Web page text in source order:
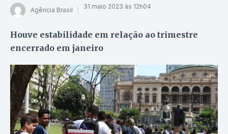
Agência Brasil 31 maio 2023 às 12h04
Houve estabilidade em relação ao trimestre
encerrado em janeiro